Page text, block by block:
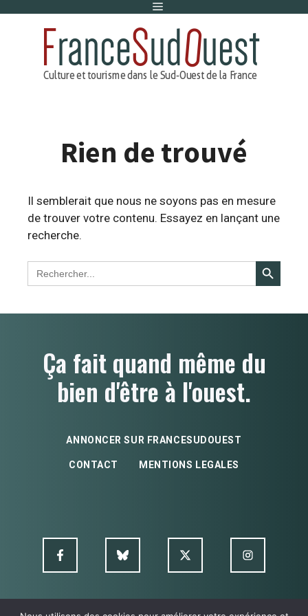
Menu
Rien de trouvé
Il semblerait que nous ne soyons pas en mesure
de trouver votre contenu. Essayez en lançant une
recherche.
Search
for:
Search Button
Ça fait quand même du
bien d'être à l'ouest.
ANNONCER SUR FRANCESUDOUEST
CONTACT MENTIONS LEGALES